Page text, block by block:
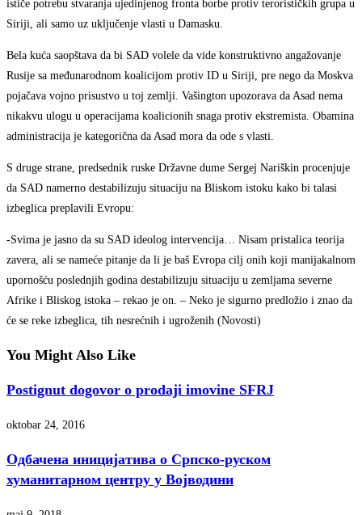
ističe potrebu stvaranja ujedinjenog fronta borbe protiv terorističkih grupa u
Siriji, ali samo uz uključenje vlasti u Damasku.
Bela kuća saopštava da bi SAD volele da vide konstruktivno angažovanje
Rusije sa međunarodnom koalicijom protiv ID u Siriji, pre nego da Moskva
pojačava vojno prisustvo u toj zemlji. Vašington upozorava da Asad nema
nikakvu ulogu u operacijama koalicionih snaga protiv ekstremista. Obamina
administracija je kategorična da Asad mora da ode s vlasti.
S druge strane, predsednik ruske Državne dume Sergej Nariškin procenjuje
da SAD namerno destabilizuju situaciju na Bliskom istoku kako bi talasi
izbeglica preplavili Evropu:
-Svima je jasno da su SAD ideolog intervencija… Nisam pristalica teorija
zavera, ali se nameće pitanje da li je baš Evropa cilj onih koji manijakalnom
upornošću poslednjih godina destabilizuju situaciju u zemljama severne
Afrike i Bliskog istoka – rekao je on. – Neko je sigurno predložio i znao da
će se reke izbeglica, tih nesrećnih i ugroženih (Novosti)
You Might Also Like
Postignut dogovor o prodaji imovine SFRJ
oktobar 24, 2016
Одбачена иницијатива о Српско-руском
хуманитарном центру у Војводини